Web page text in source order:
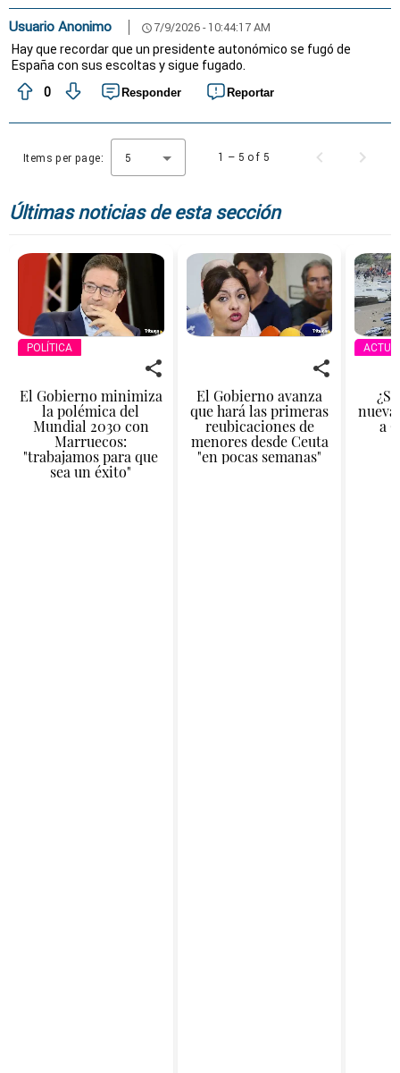
Usuario Anonimo schedule 7/9/2026 - 10:44:17 AM
Hay que recordar que un presidente autonómico se fugó de
España con sus escoltas y sigue fugado.
0
Responder Reportar
Items per page: 5 1 – 5 of 5
Últimas noticias de esta sección
POLÍTICA
El Gobierno minimiza
la polémica del
Mundial 2030 con
Marruecos:
"trabajamos para que
sea un éxito"
El Gobierno avanza
que hará las primeras
reubicaciones de
menores desde Ceuta
"en pocas semanas"
a